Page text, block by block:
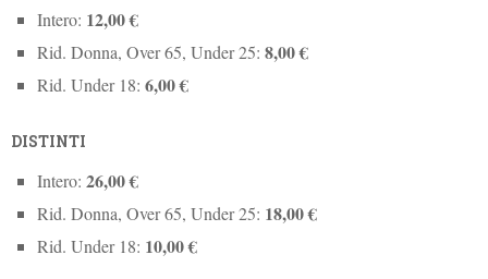
Intero: 12,00 €
Rid. Donna, Over 65, Under 25:8,00 €
Rid. Under 18:6,00 €
DISTINTI
Intero:26,00 €
Rid. Donna, Over 65, Under 25: 18,00 €
Rid. Under 18: 10,00 €